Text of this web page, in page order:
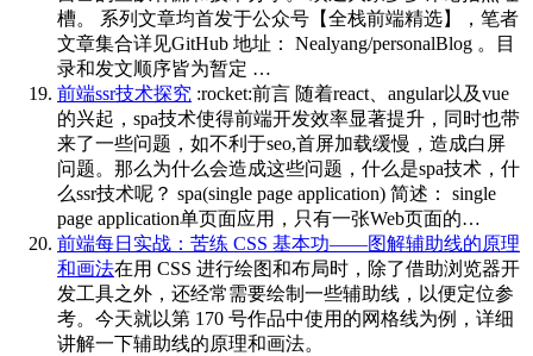
槽。 系列文章均首发于公众号【全栈前端精选】，笔者
文章集合详见GitHub 地址： Nealyang/personalBlog 。目
录和发文顺序皆为暂定 …
前端ssr技术探究 :rocket:前言 随着react、angular以及vue
的兴起，spa技术使得前端开发效率显著提升，同时也带
来了一些问题，如不利于seo,首屏加载缓慢，造成白屏
问题。那么为什么会造成这些问题，什么是spa技术，什
么ssr技术呢？ spa(single page application) 简述： single
page application单页面应用，只有一张Web页面的…
前端每日实战：苦练 CSS 基本功——图解辅助线的原理
和画法在用 CSS 进行绘图和布局时，除了借助浏览器开
发工具之外，还经常需要绘制一些辅助线，以便定位参
考。今天就以第 170 号作品中使用的网格线为例，详细
讲解一下辅助线的原理和画法。